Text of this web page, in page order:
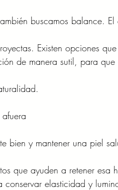
buscamos balance.
Existen opciones
de manera sutil, para que
bien y mantener una piel
que ayuden a retener esa
elasticidad y